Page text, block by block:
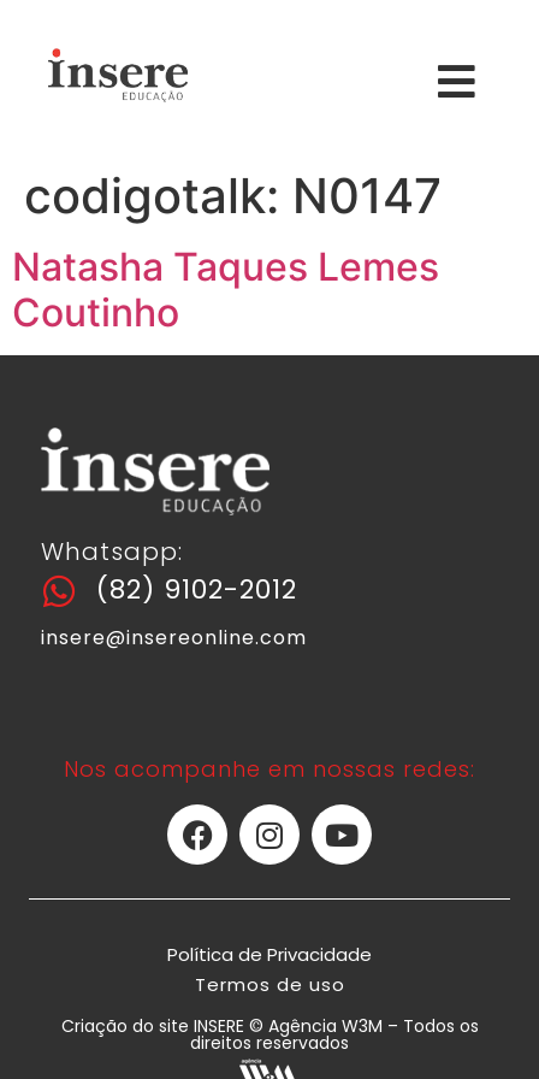
codigotalk: N0147
Natasha Taques Lemes
Coutinho
Whatsapp:
(82) 9102-2012
insere@insereonline.com
Nos acompanhe em nossas redes:
Política de Privacidade
Termos de uso
Criação do site INSERE © Agência W3M – Todos os
direitos reservados